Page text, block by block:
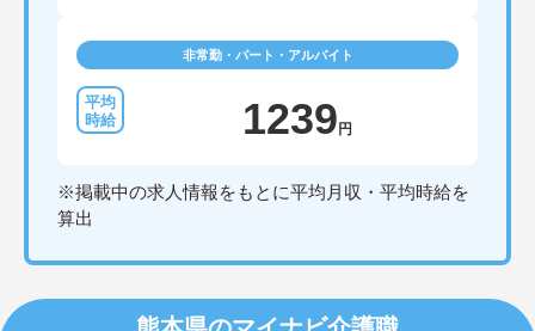
非常勤・パート・アルバイト
1239 円
※掲載中の求人情報をもとに平均月収・平均時給を
算出